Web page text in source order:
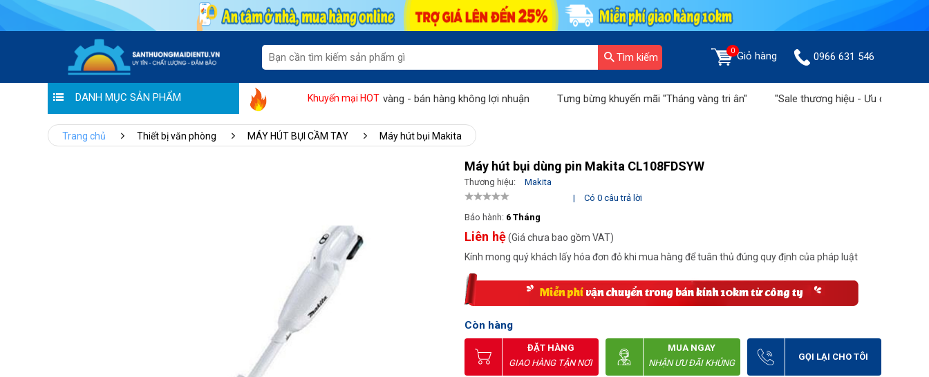
Tìm kiếm 0 Giỏ hàng 0966 631 546
DANH MỤC SẢN PHẨM Khuyến mại HOT
Hoàng Liên chung tay đẩy lùi Covid: Tháng vàng - bán hàng không lợi nhuận Tưng bừng khuyến mãi "Tháng vàng tri ân" "Sale thương hiệu - Ưu đãi tiền triệu"
Trang chủ Thiết bị văn phòng MÁY HÚT BỤI CẦM TAY Máy hút bụi Makita
Máy hút bụi dùng pin Makita CL108FDSYW
Thương hiệu:
Makita
|
Có 0 câu trả lời
Bảo hành: 6 Tháng
Liên hệ(Giá chưa bao gồm VAT)
Kính mong quý khách lấy hóa đơn đỏ khi mua hàng để tuân thủ đúng quy định của pháp luật
Còn hàng
ĐẶT HÀNG
GIAO HÀNG TẬN NƠI
MUA NGAY
NHẬN ƯU ĐÃI KHỦNG
GỌI LẠI CHO TÔI